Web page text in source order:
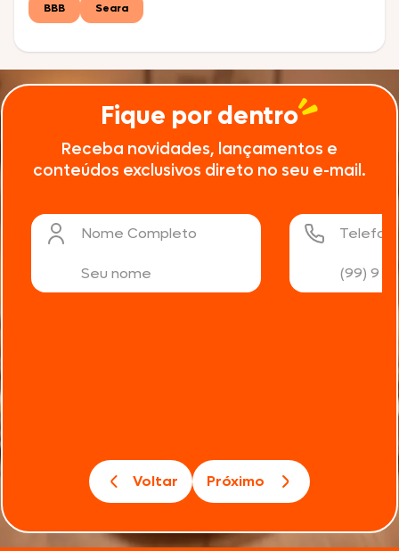
“dogueiros por um dia” São Paulo, março de 2024 – Em
ultrapassou o número de menções em relação ao
ano passado e é a marca mais comentada […]
BBB Seara
Fique por dentro
Receba novidades, lançamentos e
conteúdos exclusivos direto no seu e-mail.
Nome Completo
Voltar Próximo